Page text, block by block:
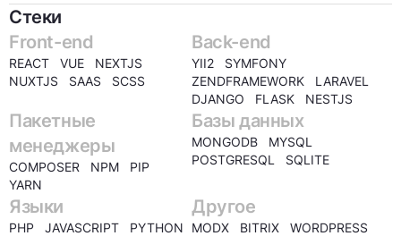
Стеки
Front-end
REACT VUE NEXTJS
NUXTJS SAAS SCSS
Back-end
YII2 SYMFONY
ZENDFRAMEWORK LARAVEL
DJANGO FLASK NESTJS
Пакетные
менеджеры
COMPOSER NPM PIP
YARN
Базы данных
MONGODB MYSQL
POSTGRESQL SQLITE
Языки
PHP JAVASCRIPT PYTHON
Другое
MODX BITRIX WORDPRESS